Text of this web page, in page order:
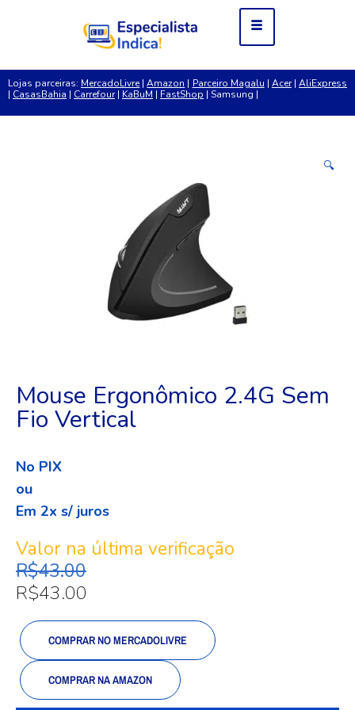
Lojas parceiras: MercadoLivre | Amazon | Parceiro Magalu | Acer|AliExpress
| CasasBahia | Carrefour| KaBuM | FastShop | Samsung |
🔍
Mouse Ergonômico 2.4G Sem
Fio Vertical
No PIX
ou
Em 2x s/ juros
Valor na última verificação
R$43.00
R$43.00
COMPRAR NO MERCADOLIVRE
COMPRAR NA AMAZON